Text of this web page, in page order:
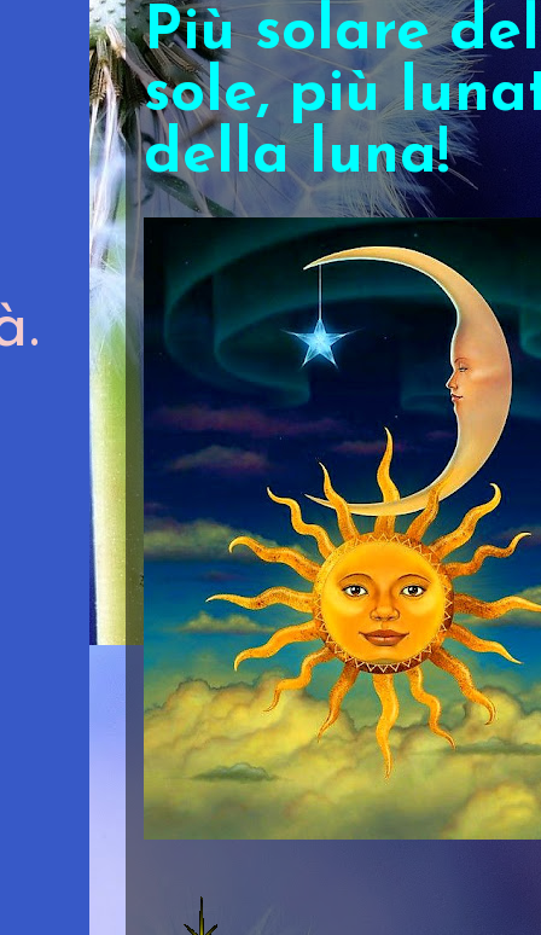
Più solare del
sole, più
della luna!